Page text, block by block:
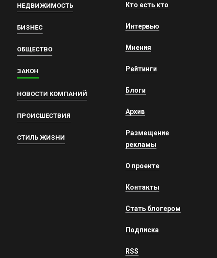
НЕДВИЖИМОСТЬ
БИЗНЕС
ОБЩЕСТВО
ЗАКОН
НОВОСТИ КОМПАНИЙ
ПРОИСШЕСТВИЯ
СТИЛЬ ЖИЗНИ
Кто есть кто
Интервью
Мнения
Рейтинги
Блоги
Архив
Размещение
рекламы
О проекте
Контакты
Стать блогером
Подписка
RSS